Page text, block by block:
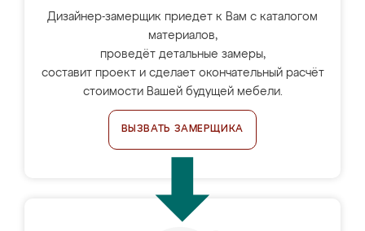
Дизайнер-замерщик приедет к Вам с каталогом
материалов,
проведёт детальные замеры,
составит проект и сделает окончательный расчёт
стоимости Вашей будущей мебели.
ВЫЗВАТЬ ЗАМЕРЩИКА